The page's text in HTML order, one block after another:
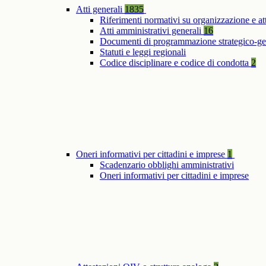
Atti generali 1835
Riferimenti normativi su organizzazione e
Atti amministrativi generali 16
Documenti di programmazione strategico-
Statuti e leggi regionali
Codice disciplinare e codice di condotta 2
Oneri informativi per cittadini e imprese 1
Scadenzario obblighi amministrativi
Oneri informativi per cittadini e imprese